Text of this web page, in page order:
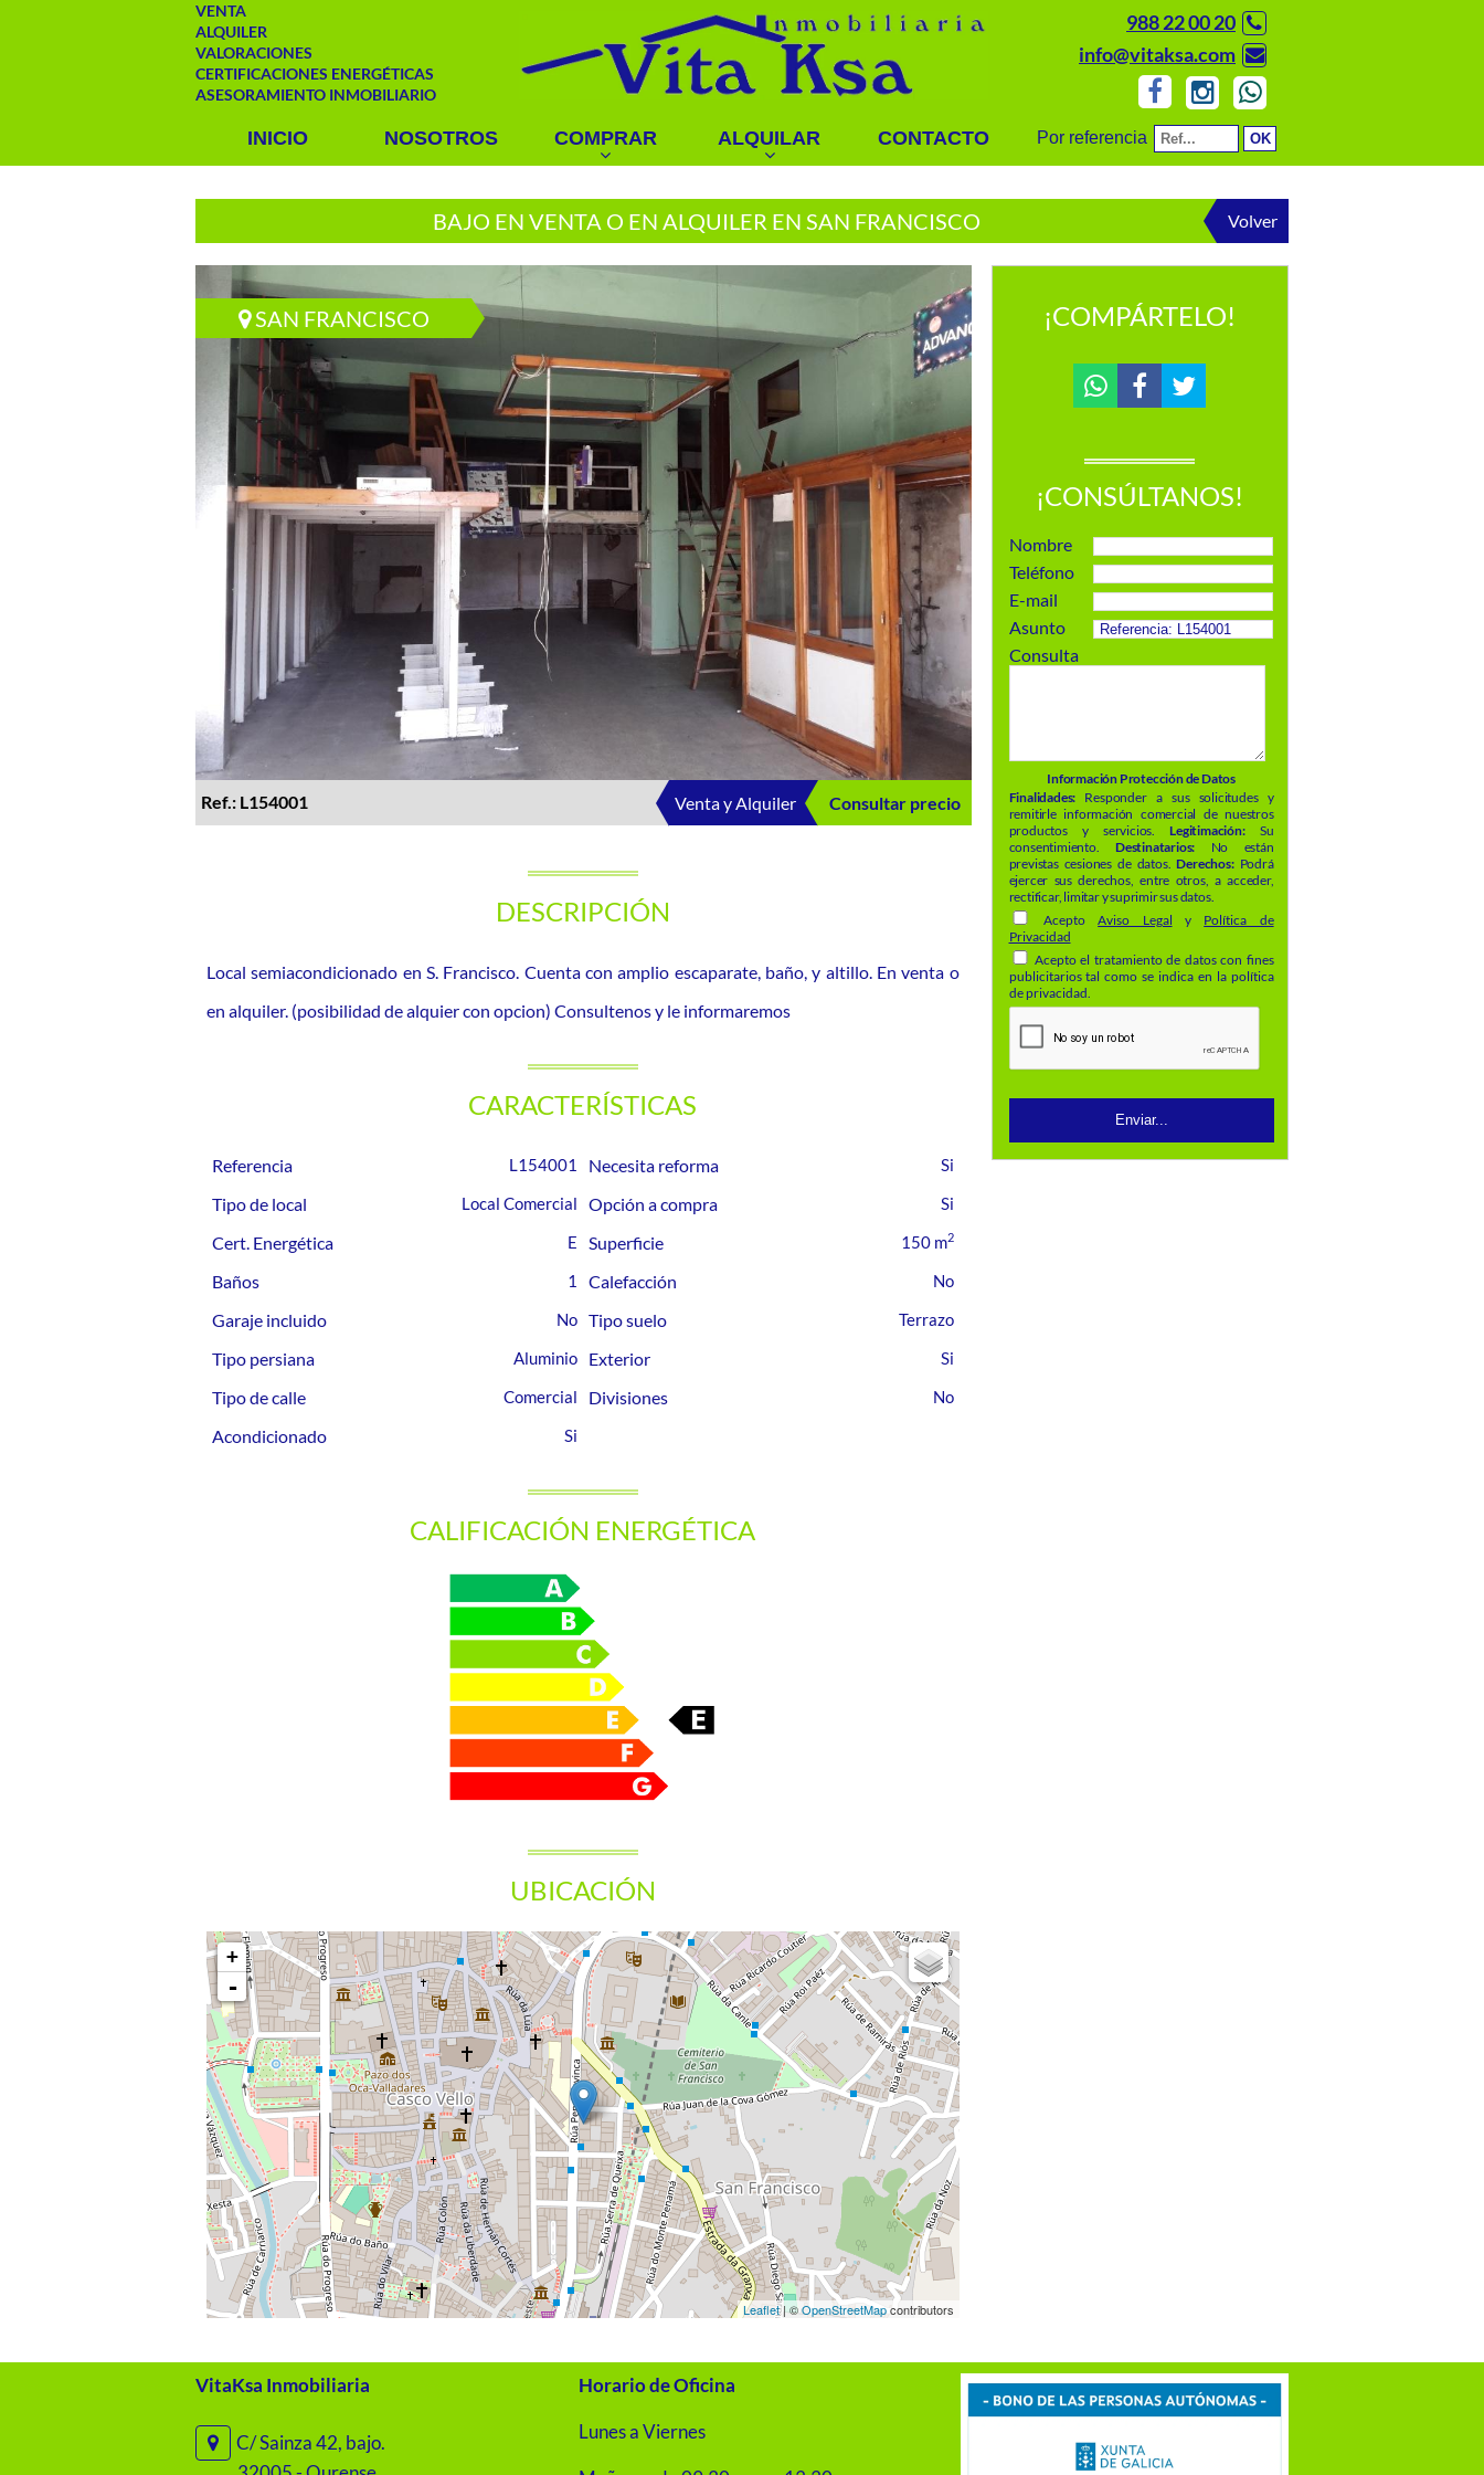
VENTA
ALQUILER
VALORACIONES
CERTIFICACIONES ENERGÉTICAS
ASESORAMIENTO INMOBILIARIO
988 22 00 20
info@vitaksa.com
INICIO NOSOTROS COMPRAR ALQUILAR CONTACTO Por referencia
BAJO EN VENTA O EN ALQUILER EN SAN FRANCISCO Volver
SAN FRANCISCO
Ref.: L154001 Venta y Alquiler Consultar precio
DESCRIPCIÓN
Local semiacondicionado en S. Francisco. Cuenta con amplio escaparate, baño, y altillo. En venta o
en alquiler. (posibilidad de alquier con opcion) Consultenos y le informaremos
CARACTERÍSTICAS
Referencia L154001
Necesita reforma
Tipo de local
Local Comercial
Opción a compra
Cert. Energética
E Superficie 150 m2
Baños 1
Calefacción
Garaje incluido
Tipo suelo Terrazo
Tipo persiana Aluminio
Exterior
Tipo de calle
Comercial
Divisiones
Acondicionado
CALIFICACIÓN ENERGÉTICA
UBICACIÓN
+
-
Leaflet| ©OpenStreetMapcontributors
¡COMPÁRTELO!
¡CONSÚLTANOS!
Nombre
Teléfono
E-mail
Asunto
Consulta
Información Protección de Datos
Finalidades: Responder a sus solicitudes y
remitirle información comercial de nuestros
productos y servicios.Legitimación:Su
consentimiento. Destinatarios: No están
previstas cesiones de datos.Derechos:Podrá
ejercer sus derechos, entre otros, a acceder,
rectificar, limitar y suprimir sus datos.
AceptoAviso Legal y Política de
Privacidad
Acepto el tratamiento de datos con fines
publicitarios tal como se indica en la política
de privacidad.
VitaKsa Inmobiliaria
C/ Sainza 42, bajo.
Horario de Oficina
Lunes a Viernes